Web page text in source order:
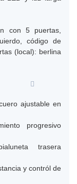
con 5 puertas,
código de
(local): berlina
ajustable en
progresivo
trasera
y contról de